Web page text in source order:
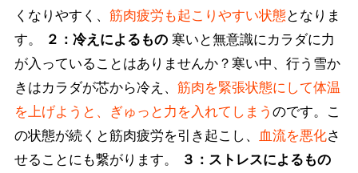
くなりやすく、 筋肉疲労も起こりやすい状態となりま
す。
２：冷えによるもの寒いと無意識にカラダに力
が入っていることはありませんか？寒い中、行う雪か
きはカラダが芯から冷え、 筋肉を緊張状態にして体温
を上げようと、ぎゅっと力を入れてしまう のです。こ
の状態が続くと筋肉疲労を引き起こし、
血流を悪化さ
せることにも繋がります。
３：ストレスによるもの